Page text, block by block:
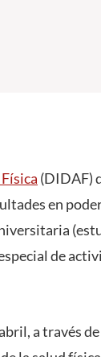
(DIDAF)
en
de
a través